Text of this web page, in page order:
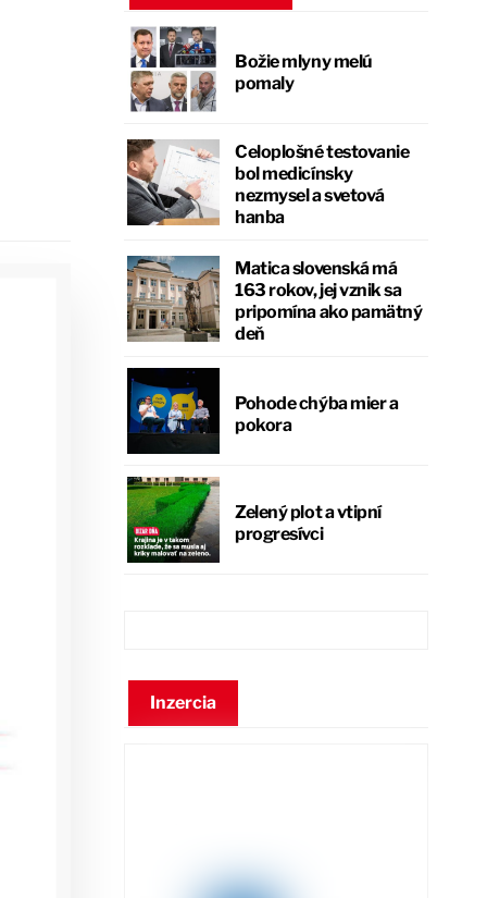
Božie mlyny melú
pomaly
Celoplošné testovanie
bol medicínsky
nezmysel a svetová
hanba
Matica slovenská má
163 rokov, jej vznik sa
pripomína ako pamätný
deň
Pohode chýba mier a
pokora
Zelený plot a vtipní
progresívci
Inzercia